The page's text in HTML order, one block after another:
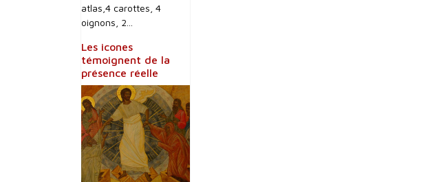
atlas,4 carottes, 4
oignons, 2...
Les icones
témoignent de la
présence réelle